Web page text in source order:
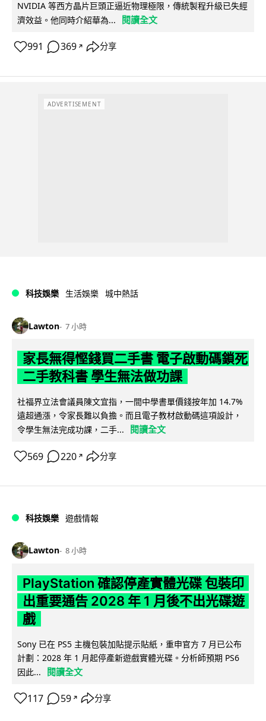
NVIDIA 等西方晶片巨頭正逼近物理極限，傳統製程升級已失經
濟效益。他同時介紹華為...
閱讀全文
991 369 ↗ 分享
ADVERTISEMENT
科技娛樂 生活娛樂 城中熱話
Lawton 7 小時
家長無得慳錢買二手書 電子啟動碼鎖死
二手教科書 學生無法做功課
社福界立法會議員陳文宜指，一間中學書單價錢按年加 14.7%
遠超通漲，令家長難以負擔。而且電子教材啟動碼這項設計，
令學生無法完成功課，二手...
閱讀全文
569 220 ↗ 分享
科技娛樂 遊戲情報
Lawton 8 小時
PlayStation 確認停產實體光碟 包裝印
出重要通告 2028 年 1 月後不出光碟遊
戲
Sony 已在 PS5 主機包裝加貼提示貼紙，重申官方 7 月已公布
計劃：2028 年 1 月起停產新遊戲實體光碟。分析師預期 PS6
因此...
閱讀全文
117 59 ↗ 分享